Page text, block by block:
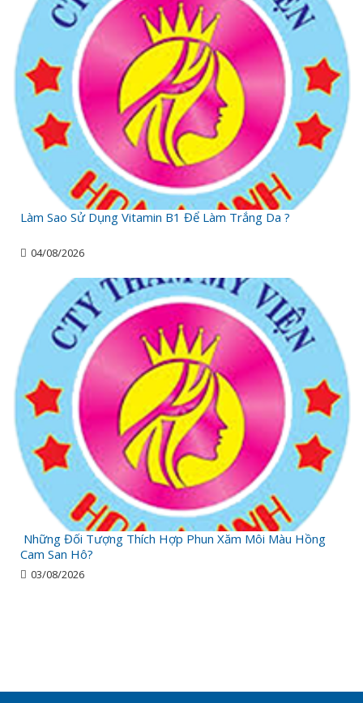
Làm Sao Sử Dụng Vitamin B1 Để Làm Trắng Da ?
04/08/2026
Những Đối Tượng Thích Hợp Phun Xăm Môi Màu Hồng
Cam San Hô?
03/08/2026